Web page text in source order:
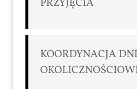
PRZYJĘCIA
KOORDYNACJA